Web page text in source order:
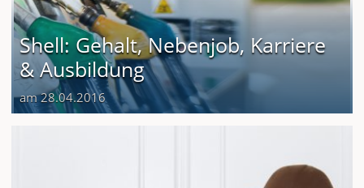
Shell: Gehalt, Nebenjob, Karriere
& Ausbildung
am 28.04.2016